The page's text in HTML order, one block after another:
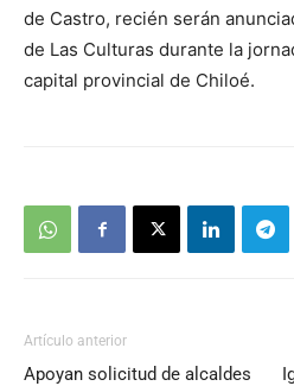
de Castro, recién serán
de Las Culturas durante la
capital provincial de Chiloé.
Artículo anterior
Apoyan solicitud de alcaldes